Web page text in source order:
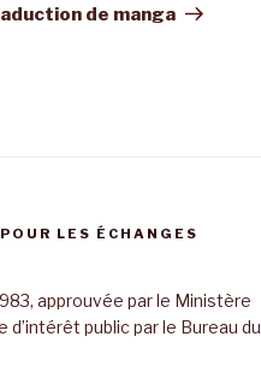
de manga
LES ÉCHANGES
approuvée par le Ministère
public par le Bureau du